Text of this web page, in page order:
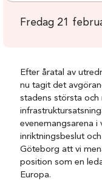
Fredag 21
Efter åratal av
nu tagit det
stadens största och
evenemangsarena i
inriktningsbeslut
Göteborg att vi
position som en
Europa.